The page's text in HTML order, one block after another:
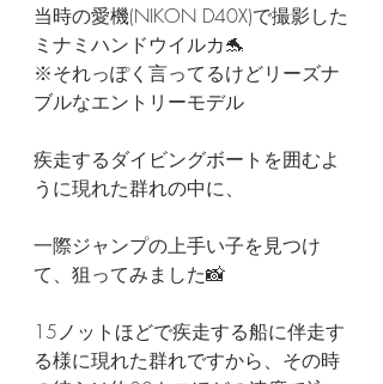
当時の愛機(NIKON D40X)で撮影した
ミナミハンドウイルカ🐬
※それっぽく言ってるけどリーズナ
ブルなエントリーモデル
疾走するダイビングボートを囲むよ
うに現れた群れの中に、
一際ジャンプの上手い子を見つけ
て、狙ってみました📸
15ノットほどで疾走する船に伴走す
る様に現れた群れですから、その時